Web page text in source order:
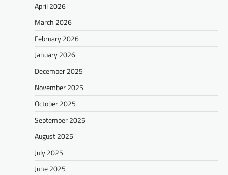
April 2026
March 2026
February 2026
January 2026
December 2025
November 2025
October 2025
September 2025
August 2025
July 2025
June 2025